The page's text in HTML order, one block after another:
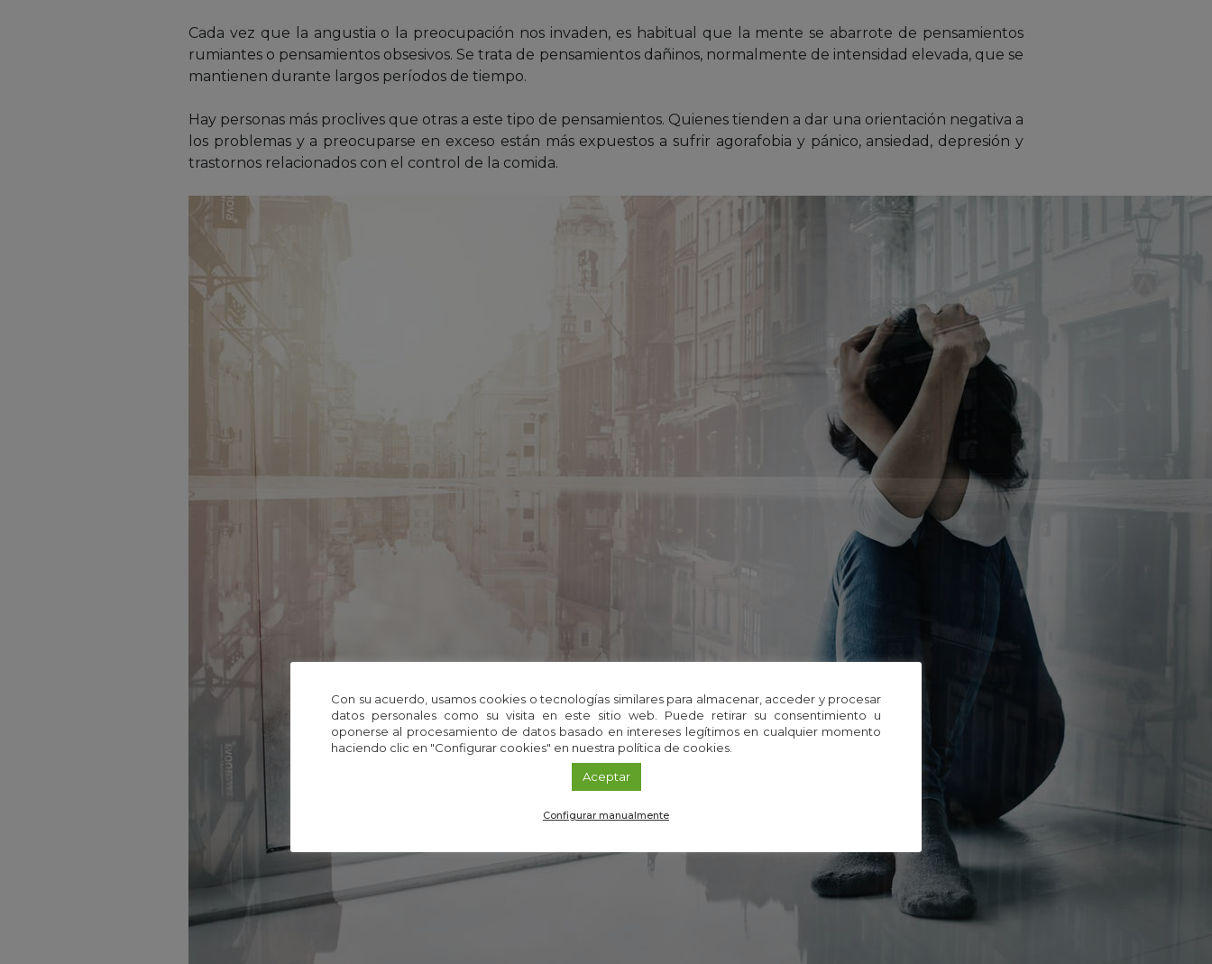
Cada vez que la angustia o la preocupación nos invaden, es habitual que la mente se abarrote de pensamientos
rumiantes o pensamientos obsesivos. Se trata de pensamientos dañinos, normalmente de intensidad elevada, que se
mantienen durante largos períodos de tiempo.
Hay personas más proclives que otras a este tipo de pensamientos. Quienes tienden a dar una orientación negativa a
los problemas y a preocuparse en exceso están más expuestos a sufrir agorafobia y pánico, ansiedad, depresión y
trastornos relacionados con el control de la comida.
Con su acuerdo, usamos cookies o tecnologías similares para almacenar, acceder y procesar
datos personales como su visita en este sitio web. Puede retirar su consentimiento u
oponerse al procesamiento de datos basado en intereses legítimos en cualquier momento
haciendo clic en "Configurar cookies" en nuestra política de cookies.
Aceptar
Configurar manualmente